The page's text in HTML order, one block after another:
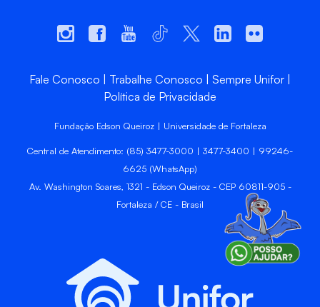
Fale Conosco Trabalhe Conosco
Sempre Unifor
Política de Privacidade
Fundação Edson Queiroz | Universidade de Fortaleza
Central de Atendimento: (85) 3477-3000 | 3477-3400 | 99246-
6625 (WhatsApp)
Av. Washington Soares, 1321 - Edson Queiroz - CEP 60811-905 -
Fortaleza / CE - Brasil